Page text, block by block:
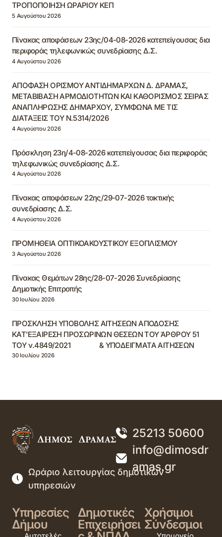
ΤΡΟΠΟΠΟΙΗΣΗ ΩΡΑΡΙΟΥ ΚΕΠ
5 Αυγούστου 2026
Πίνακας αποφάσεων 23ης/04-08-2026 κατεπείγουσας δια
περιφοράς τηλεφωνικώς συνεδρίασης Δ.Σ.
4 Αυγούστου 2026
ΑΠΟΦΑΣΗ ΟΡΙΣΜΟΥ ΑΝΤΙΔΗΜΑΡΧΩΝ Δ. ΔΡΑΜΑΣ,
ΜΕΤΑΒΙΒΑΣΗ ΑΡΜΟΔΙΟΤΗΤΩΝ ΚΑΙ ΚΑΘΟΡΙΣΜΟΣ ΣΕΙΡΑΣ
ΑΝΑΠΛΗΡΩΣΗΣ ΔΗΜΑΡΧΟΥ, ΣΥΜΦΩΝΑ ΜΕ ΤΙΣ
ΔΙΑΤΑΞΕΙΣ ΤΟΥ Ν.5314/2026
4 Αυγούστου 2026
Πρόσκληση 23η/4-08-2026 κατεπείγουσας δια περιφοράς
τηλεφωνικώς συνεδρίασης Δ.Σ.
4 Αυγούστου 2026
Πίνακας αποφάσεων 22ης/29-07-2026 τακτικής
συνεδρίασης Δ.Σ.
4 Αυγούστου 2026
ΠΡΟΜΗΘΕΙΑ ΟΠΤΙΚΟΑΚΟΥΣΤΙΚΟΥ ΕΞΟΠΛΙΣΜΟΥ
3 Αυγούστου 2026
Πίνακας Θεμάτων 28ης/28-07-2026 Συνεδρίασης
Δημοτικής Επιτροπής
30 Ιουλίου 2026
ΠΡΟΣΚΛΗΣΗ ΥΠΟΒΟΛΗΣ ΑΙΤΗΣΕΩΝ ΑΠΟΔΟΣΗΣ
ΚΑΤ’ΕΞΑΙΡΕΣΗ ΠΡΟΣΩΡΙΝΩΝ ΘΕΣΕΩΝ ΤΟΥ ΆΡΘΡΟΥ 51
ΤΟΥ ν.4849/2021 & ΥΠΟΔΕΙΓΜΑΤΑ ΑΙΤΗΣΕΩΝ
30 Ιουλίου 2026
25213 50600
info@dimosdr
amas.gr
Ωράριο λειτουργίας δημοτικών
υπηρεσιών
Υπηρεσίες
Δήμου
Δημοτικές
Επιχειρήσει
Χρήσιμοι
Σύνδεσμοι